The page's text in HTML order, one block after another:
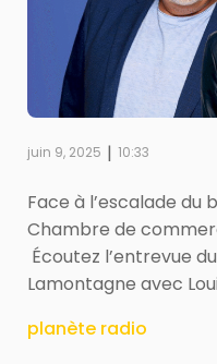
juin 9, 2025 | 10:33
Face à l’escalade du
Chambre de
Écoutez l’entrevue
Lamontagne avec
planète radio